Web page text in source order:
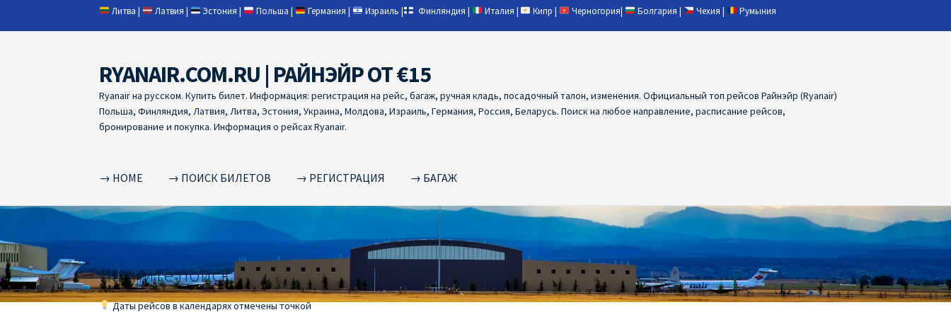
Литва | Латвия | Эстония | Польша | Германия | Израиль | Финляндия | Италия | Кипр | Черногория| Болгария | Чехия | Румыния
Skip
to
navigation
Skip
to
content
RYANAIR.COM.RU | РАЙНЭЙР ОТ €15
Ryanair на русском. Купить билет. Информация: регистрация на рейс, багаж, ручная кладь, посадочный талон, изменения. Официальный топ рейсов Райнэйр (Ryanair)
Польша, Финляндия, Латвия, Литва, Эстония, Украина, Молдова, Израиль, Германия, Россия, Беларусь. Поиск на любое направление, расписание рейсов,
бронирование и покупка. Информация о рейсах Ryanair.
→ HOME → ПОИСК БИЛЕТОВ → РЕГИСТРАЦИЯ → БАГАЖ
HomeRYANAIR | ПОИСК АВИАБИЛЕТОВ Ryanair ГерманияRyanair ГрецияRyanair дешевые авиабилеты
RYANAIR ДОБАВИТЬ БАГАЖRyanair зміниRyanair из ВаршавыRyanair из Вильнюса Ryanair из КаунасаRyanair из ЛаппеенрантыRyanair из Лондона
RYANAIR ИЗ РИГИRyanair из СтокгольмаRYANAIR ИЗ ТАЛЛИНАRyanair из ТампереRYANAIR ИЗ ЧЕХИИ | ПРАГА, ОСТРАВА, ПАРДУБИЦЕ, БРНО
Начните поиск
Даты рейсов в календарях отмечены точкой